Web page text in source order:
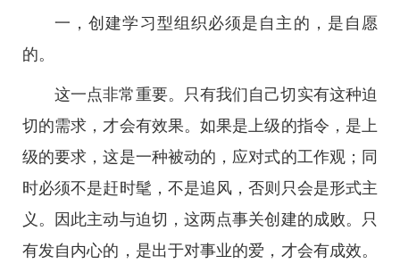
一，创建学习型组织必须是自主的，是自愿
的。
这一点非常重要。只有我们自己切实有这种迫
切的需求，才会有效果。如果是上级的指令，是上
级的要求，这是一种被动的，应对式的工作观；同
时必须不是赶时髦，不是追风，否则只会是形式主
义。因此主动与迫切，这两点事关创建的成败。只
有发自内心的，是出于对事业的爱，才会有成效。